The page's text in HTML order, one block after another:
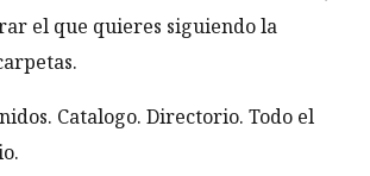
el que quieres siguiendo la
Catalogo. Directorio. Todo el